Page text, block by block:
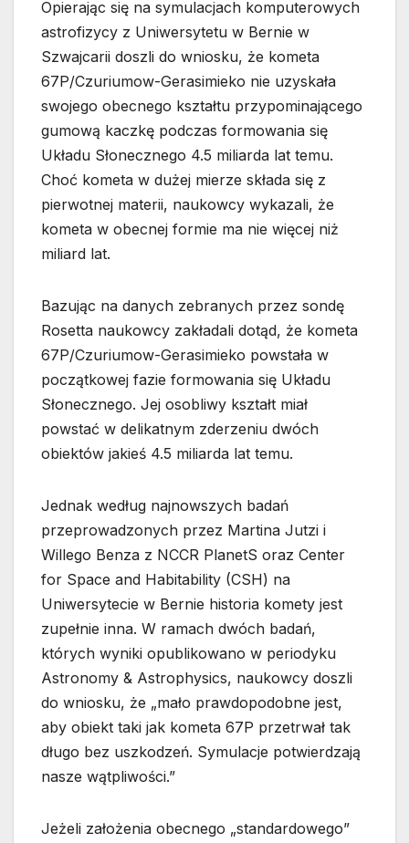
Opierając się na symulacjach komputerowych
astrofizycy z Uniwersytetu w Bernie w
Szwajcarii doszli do wniosku, że kometa
67P/Czuriumow-Gerasimieko nie uzyskała
swojego obecnego kształtu przypominającego
gumową kaczkę podczas formowania się
Układu Słonecznego 4.5 miliarda lat temu.
Choć kometa w dużej mierze składa się z
pierwotnej materii, naukowcy wykazali, że
kometa w obecnej formie ma nie więcej niż
miliard lat.
Bazując na danych zebranych przez sondę
Rosetta naukowcy zakładali dotąd, że kometa
67P/Czuriumow-Gerasimieko powstała w
początkowej fazie formowania się Układu
Słonecznego. Jej osobliwy kształt miał
powstać w delikatnym zderzeniu dwóch
obiektów jakieś 4.5 miliarda lat temu.
Jednak według najnowszych badań
przeprowadzonych przez Martina Jutzi i
Willego Benza z NCCR PlanetS oraz Center
for Space and Habitability (CSH) na
Uniwersytecie w Bernie historia komety jest
zupełnie inna. W ramach dwóch badań,
których wyniki opublikowano w periodyku
Astronomy & Astrophysics, naukowcy doszli
do wniosku, że „mało prawdopodobne jest,
aby obiekt taki jak kometa 67P przetrwał tak
długo bez uszkodzeń. Symulacje potwierdzają
nasze wątpliwości.”
Jeżeli założenia obecnego „standardowego”